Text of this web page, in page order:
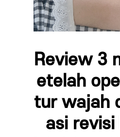
Review 3
etelah
tur wajah
asi revisi